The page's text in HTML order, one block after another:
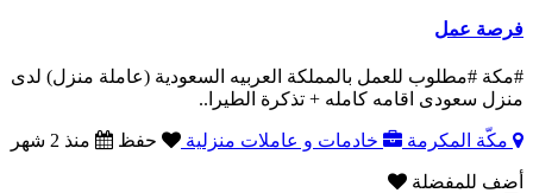
فرصة عمل
#مكة #مطلوب للعمل بالمملكة العربيه السعودية (عاملة منزل) لدى
منزل سعودى اقامه كامله + تذكرة الطيرا..
مكّة المكرمة خادمات و عاملات منزلية حفظ منذ 2 شهر
أضف للمفضلة